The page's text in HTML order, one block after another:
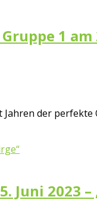
1 am
Jahren der
Juni 2023 –